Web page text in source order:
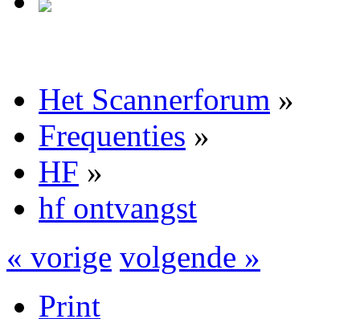
Het Scannerforum »
Frequenties »
HF »
hf ontvangst
« vorige volgende »
Print